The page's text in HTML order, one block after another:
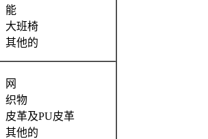
能
大班椅
其他的
网
织物
皮革及PU皮革
其他的